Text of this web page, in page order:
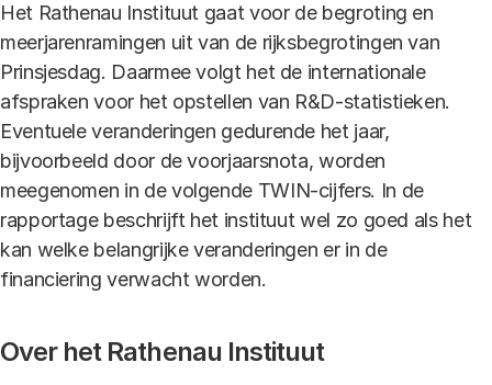
Het Rathenau Instituut gaat voor de begroting en
meerjarenramingen uit van de rijksbegrotingen van
Prinsjesdag. Daarmee volgt het de internationale
afspraken voor het opstellen van R&D-statistieken.
Eventuele veranderingen gedurende het jaar,
bijvoorbeeld door de voorjaarsnota, worden
meegenomen in de volgende TWIN-cijfers. In de
rapportage beschrijft het instituut wel zo goed als het
kan welke belangrijke veranderingen er in de
financiering verwacht worden.
Over het Rathenau Instituut